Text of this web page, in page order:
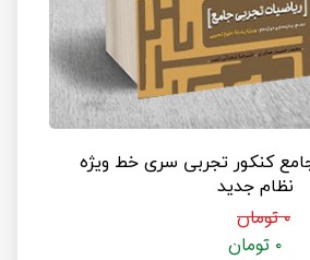
کنکور تجربی سری خط ویژه
نظام جدید
۰ تومان
۰ تومان